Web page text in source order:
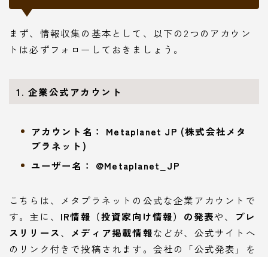
まず、情報収集の基本として、以下の2つのアカウン
トは必ずフォローしておきましょう。
1. 企業公式アカウント
アカウント名：
Metaplanet JP (株式会社メタ
プラネット)
ユーザー名：
@Metaplanet_JP
こちらは、メタプラネットの公式な企業アカウントで
す。主に、 IR情報（投資家向け情報）の発表や、
プレ
スリリース、 メディア掲載情報などが、公式サイトへ
のリンク付きで投稿されます。会社の「公式発表」を